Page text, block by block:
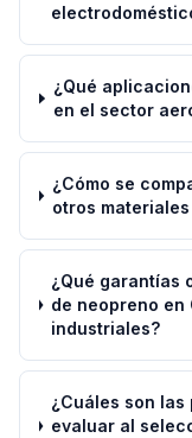
¿Qué
en el sector
¿Cómo se
otros
¿Qué garantías
de neopreno
industriales?
¿Cuáles son
evaluar al